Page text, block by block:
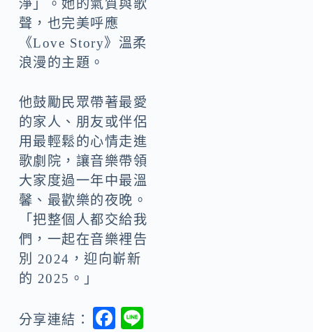
淨」。她的氣質與歌
聲，也完美呼應
《Love Story》溫柔
浪漫的主題。
他鼓勵民眾帶著最愛
的家人、朋友或伴侶
用最輕鬆的心情走進
歌劇院，讓音樂帶領
大家度過一年中最溫
馨、最歡樂的夜晚。
「把整個人都交給我
們，一起在音樂裡告
別 2024，迎向嶄新
的 2025。」
分享連結：
F